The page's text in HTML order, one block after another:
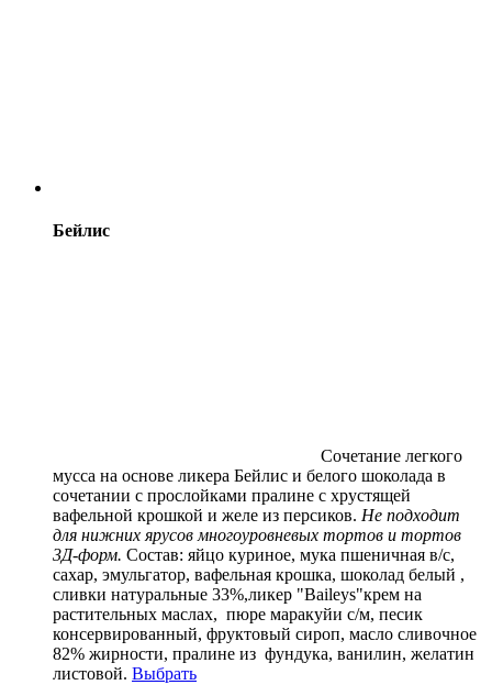
Бейлис
Сочетание легкого
мусса на основе ликера Бейлис и белого шоколада в
сочетании с прослойками пралине с хрустящей
вафельной крошкой и желе из персиков. Не подходит
для нижних ярусов многоуровневых тортов и тортов
3Д-форм. Состав: яйцо куриное, мука пшеничная в/с,
сахар, эмульгатор, вафельная крошка, шоколад белый ,
сливки натуральные 33%,ликер "Baileys"крем на
растительных маслах, пюре маракуйи с/м, песик
консервированный, фруктовый сироп, масло сливочное
82% жирности, пралине из фундука, ванилин, желатин
листовой. Выбрать